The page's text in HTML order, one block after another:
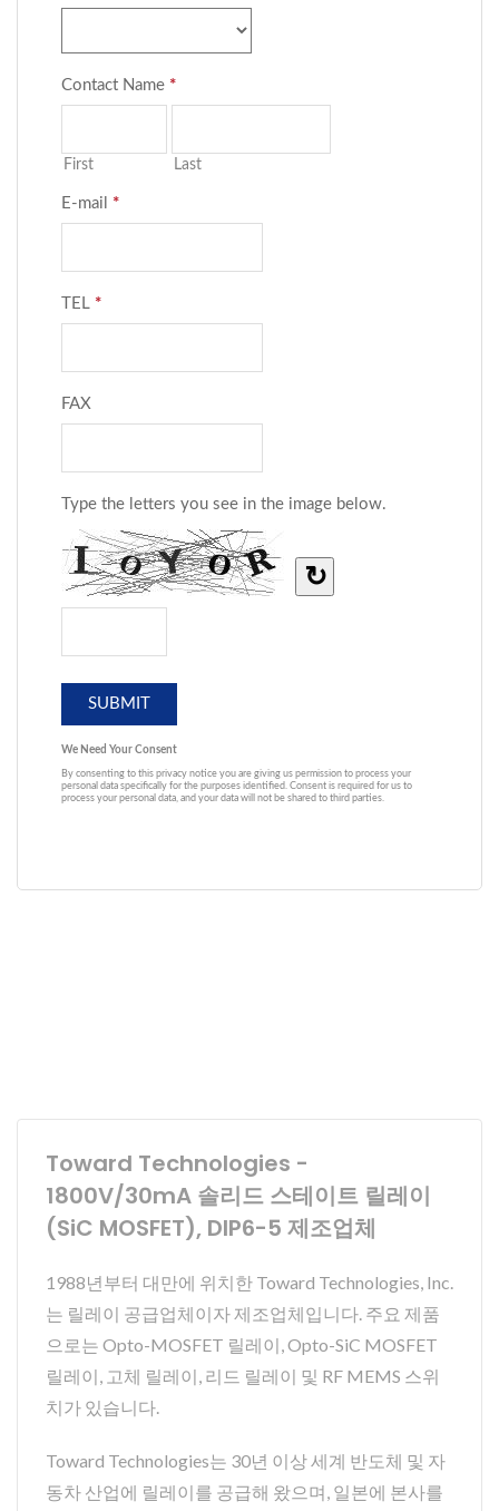
Toward Technologies -
1800V/30mA 솔리드 스테이트 릴레이
(SiC MOSFET), DIP6-5 제조업체
1988년부터 대만에 위치한 Toward Technologies, Inc.
는 릴레이 공급업체이자 제조업체입니다. 주요 제품
으로는 Opto-MOSFET 릴레이, Opto-SiC MOSFET
릴레이, 고체 릴레이, 리드 릴레이 및 RF MEMS 스위
치가 있습니다.
Toward Technologies는 30년 이상 세계 반도체 및 자
동차 산업에 릴레이를 공급해 왔으며, 일본에 본사를